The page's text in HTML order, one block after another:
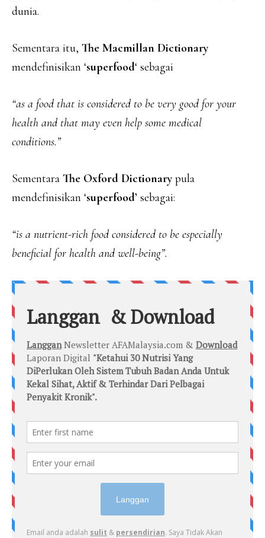
dunia.
Sementara itu, The Macmillan Dictionary
mendefinisikan ‘superfood‘ sebagai
“as a food that is considered to be very good for your
health and that may even help some medical
conditions.”
Sementara The Oxford Dictionarypula
mendefinisikan ‘superfood’ sebagai:
“is a nutrient-rich food considered to be especially
beneficial for health and well-being”.